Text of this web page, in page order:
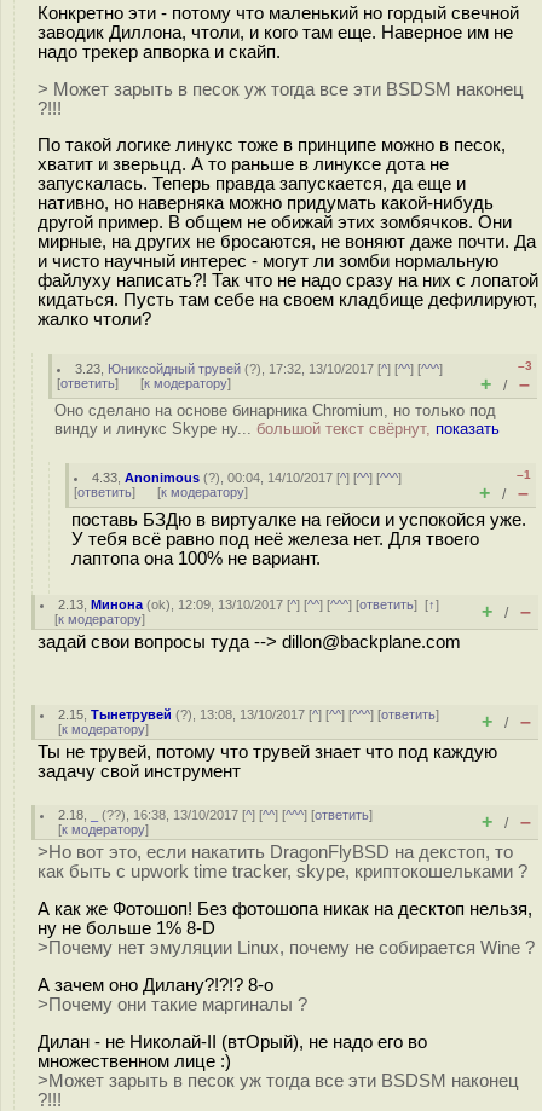
Конкретно эти - потому что маленький но гордый свечной
заводик Диллона, чтоли, и кого там еще. Наверное им не
надо трекер апворка и скайп.
> Может зарыть в песок уж тогда все эти BSDSM наконец
?!!!
По такой логике линукс тоже в принципе можно в песок,
хватит и зверьцд. А то раньше в линуксе дота не
запускалась. Теперь правда запускается, да еще и
нативно, но наверняка можно придумать какой-нибудь
другой пример. В общем не обижай этих зомбячков. Они
мирные, на других не бросаются, не воняют даже почти. Да
и чисто научный интерес - могут ли зомби нормальную
файлуху написать?! Так что не надо сразу на них с лопатой
кидаться. Пусть там себе на своем кладбище дефилируют,
жалко чтоли?
3.23 Юниксойдный трувей (?), 17:32, 13/10/2017 [^] [^^] [^^^]
[ответить] [к модератору]
–3
+ / –
Оно сделано на основе бинарника Chromium, но только под
винду и линукс Skype ну... большой текст свёрнут, показать
4.33 ,Anonimous (?), 00:04, 14/10/2017 [^] [^^] [^^^]
[ответить] [к модератору]
–1
+ / –
поставь БЗДю в виртуалке на гейоси и успокойся уже.
У тебя всё равно под неё железа нет. Для твоего
лаптопа она 100% не вариант.
2.13 ,Минона (ok), 12:09, 13/10/2017 [^] [^^] [^^^] [ответить][↑]
[к модератору] + / –
задай свои вопросы туда --> dillon@backplane.com
2.15 ,Тынетрувей (?), 13:08, 13/10/2017 [^] [^^] [^^^] [ответить]
[к модератору] + / –
Ты не трувей, потому что трувей знает что под каждую
задачу свой инструмент
2.18 (??), 16:38, 13/10/2017 [^] [^^] [^^^] [ответить]
[к модератору] + / –
>Но вот это, если накатить DragonFlyBSD на декстоп, то
как быть с upwork time tracker, skype, криптокошельками ?
А как же Фотошоп! Без фотошопа никак на десктоп нельзя,
ну не больше 1% 8-D
>Почему нет эмуляции Linux, почему не собирается Wine ?
А зачем оно Дилану?!?!? 8-о
>Почему они такие маргиналы ?
Дилан - не Николай-II (втОрый), не надо его во
множественном лице :)
>Может зарыть в песок уж тогда все эти BSDSM наконец
?!!!